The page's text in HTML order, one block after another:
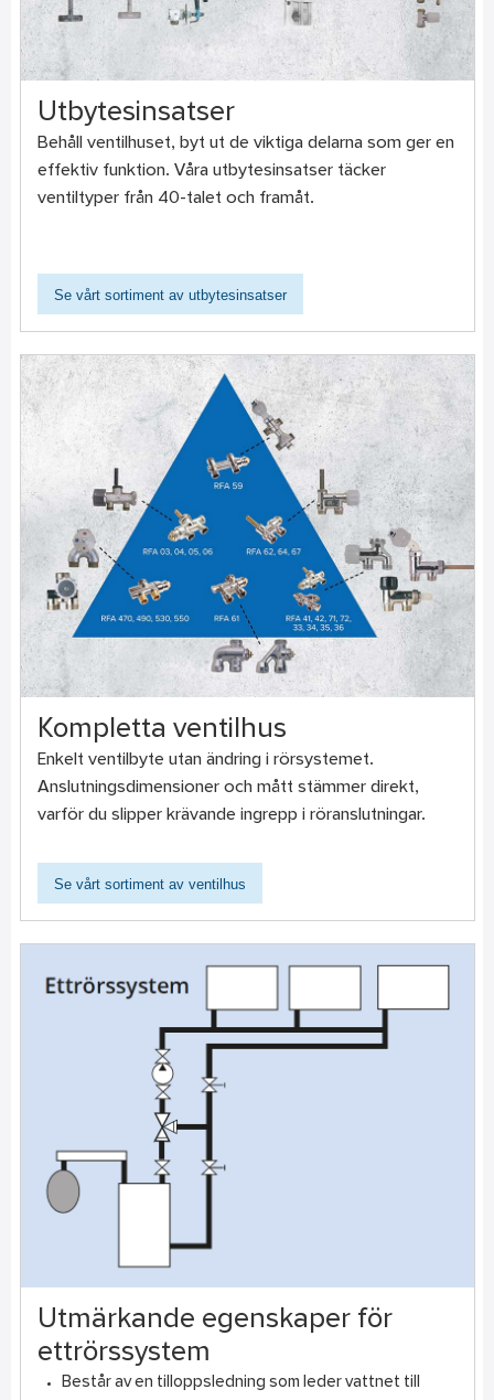
Utbytesinsatser
Behåll ventilhuset, byt ut de viktiga delarna som ger en
effektiv funktion. Våra utbytesinsatser täcker
ventiltyper från 40-talet och framåt.
Se vårt sortiment av utbytesinsatser
Kompletta ventilhus
Enkelt ventilbyte utan ändring i rörsystemet.
Anslutningsdimensioner och mått stämmer direkt,
varför du slipper krävande ingrepp i röranslutningar.
Se vårt sortiment av ventilhus
Utmärkande egenskaper för
ettrörssystem
Består av en tilloppsledning som leder vattnet till